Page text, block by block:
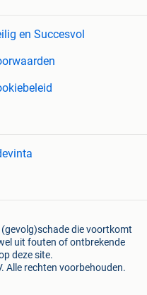
en Succesvol
die voortkomt
uit fouten of ontbrekende
deze site.
rechten voorbehouden.